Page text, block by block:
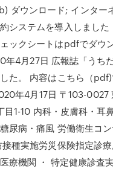
ダウンロード; インター
システムを導入しました
ックシートはpdfでダウ
年4月27日 広報誌「うち
た。 内容はこちら（
年4月17日 〒103-0027
目1-10 内科・皮膚科・耳
尿病・痛風 労働衛生コ
接種実施労災保険指定診
療機関 ・ 特定健康診査